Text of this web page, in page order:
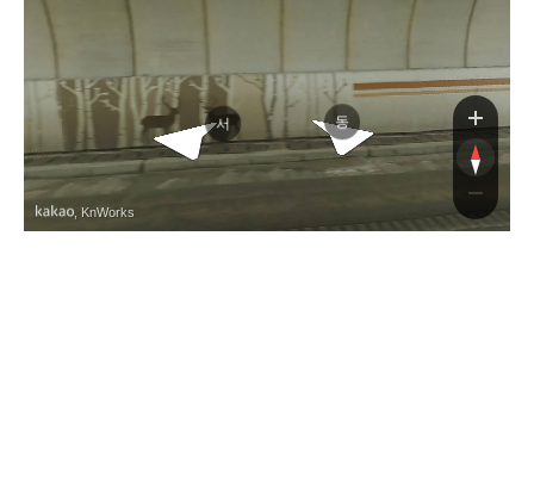
서 동
, KnWorks